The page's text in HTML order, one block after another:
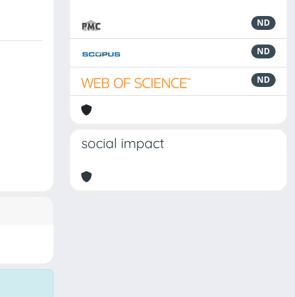
ND
ND
ND
social impact